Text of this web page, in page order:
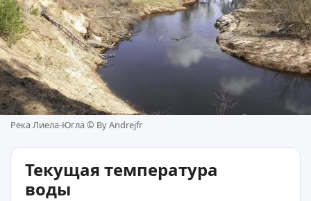
Река Лиела-Югла © By Andrejfr
Текущая температура
воды